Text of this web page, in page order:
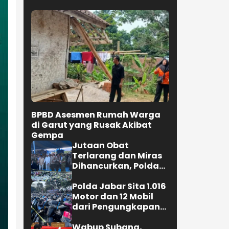
Pencegahan
Kecelakaan Kerja
Selengkapnya
PEMDA
BPBD Asesmen Rumah Warga
di Garut yang Rusak Akibat
Gempa